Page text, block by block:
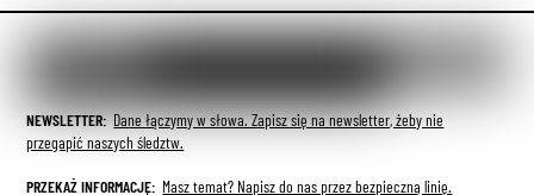
NEWSLETTER:Dane łączymy w słowa. Zapisz się na newsletter, żeby nie
przegapić naszych śledztw.
PRZEKAŻ INFORMACJĘ: Masz temat? Napisz do nas przez bezpieczną linię.